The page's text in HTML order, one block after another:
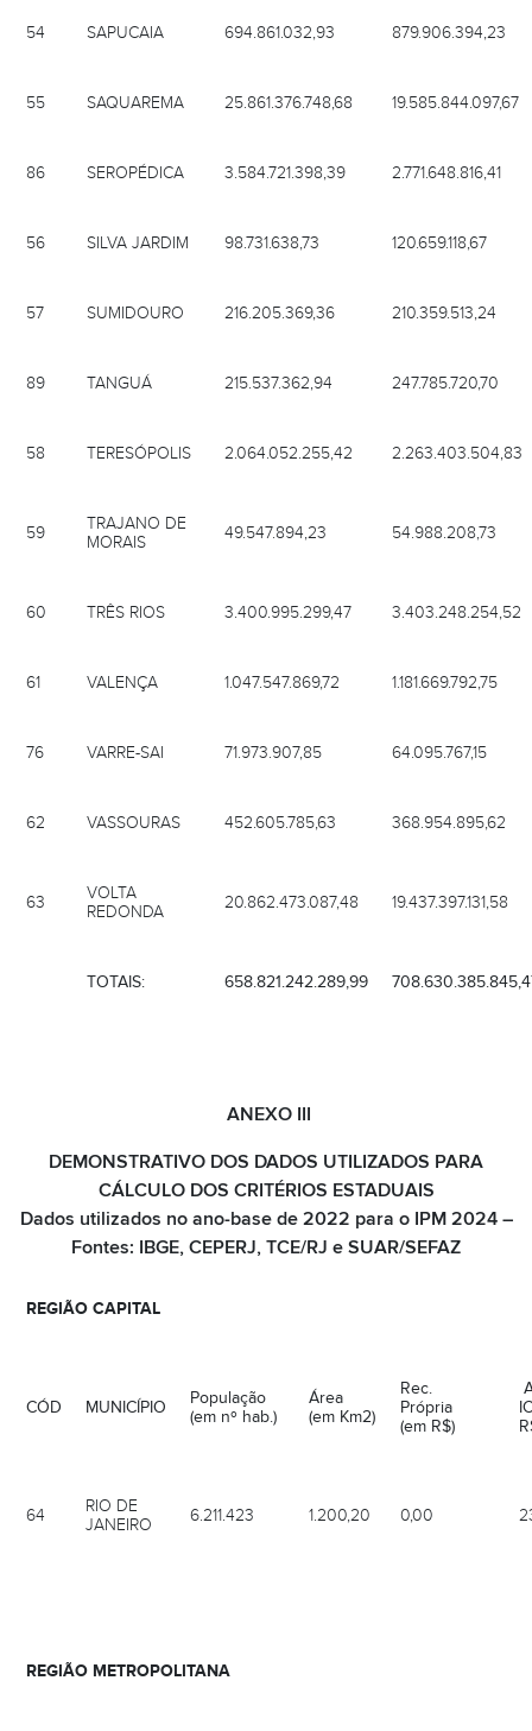
54 SAPUCAIA 694.861.032,93 879.906.394,23
55 SAQUAREMA 25.861.376.748,68 19.585.844.097,67
86 SEROPÉDICA 3.584.721.398,39 2.771.648.816,41
56 SILVA JARDIM 98.731.638,73 120.659.118,67
57 SUMIDOURO 216.205.369,36 210.359.513,24
89 TANGUÁ 215.537.362,94 247.785.720,70
58 TERESÓPOLIS 2.064.052.255,42 2.263.403.504,83
59
TRAJANO DE
MORAIS
49.547.894,23 54.988.208,73
60 TRÊS RIOS 3.400.995.299,47 3.403.248.254,52
61 VALENÇA 1.047.547.869,72 1.181.669.792,75
76 VARRE-SAI 71.973.907,85 64.095.767,15
62 VASSOURAS 452.605.785,63 368.954.895,62
63
VOLTA
REDONDA
20.862.473.087,48 19.437.397.131,58
TOTAIS: 658.821.242.289,99
ANEXO III
DEMONSTRATIVO DOS DADOS UTILIZADOS PARA
CÁLCULO DOS CRITÉRIOS ESTADUAIS
Dados utilizados no ano-base de 2022 para o IPM 2024 –
Fontes: IBGE, CEPERJ, TCE/RJ e SUAR/SEFAZ
REGIÃO CAPITAL
CÓD MUNICÍPIO
População
(em nº hab.)
Área
(em Km2)
Rec.
Própria
(em R$)
64
RIO DE
JANEIRO
6.211.423 1.200,20 0,00
REGIÃO METROPOLITANA